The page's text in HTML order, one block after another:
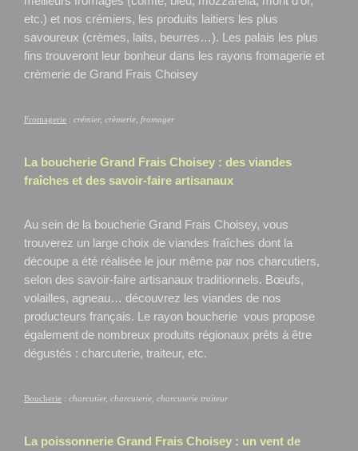
etc.) et nos crémiers, les produits laitiers les plus
savoureux (crèmes, laits, beurres…). Les palais les plus
fins trouveront leur bonheur dans les rayons fromagerie et
crèmerie de Grand Frais Choisey.
Fromagerie : crémier, crèmerie, fromager
La boucherie Grand Frais Choisey : des viandes
fraîches et des savoir-faire artisanaux
Au sein de la boucherie Grand Frais Choisey, vous
trouverez un large choix de viandes fraîches dont la
découpe a été réalisée le jour même par nos charcutiers,
selon des savoir-faire artisanaux traditionnels. Bœufs,
volailles, agneau… découvrez les viandes de nos
producteurs français. Le rayon boucherie vous propose
également de nombreux produits régionaux prêts à être
dégustés : charcuterie, traiteur, etc.
Boucherie : charcutier, charcuterie, charcuterie traiteur
La poissonnerie Grand Frais Choisey : un vent de